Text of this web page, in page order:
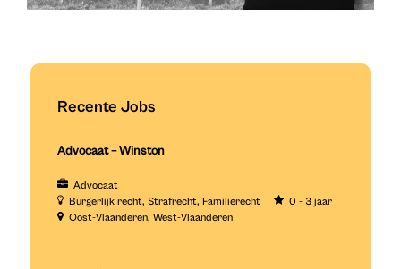
Recente Jobs
Advocaat – Winston
Advocaat
Burgerlijk recht Strafrecht Familierecht
0 - 3 jaar
Oost-Vlaanderen West-Vlaanderen